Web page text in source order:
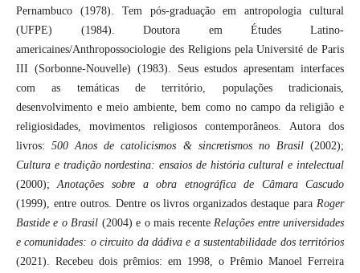
Pernambuco (1978). Tem pós-graduação em antropologia cultural
(UFPE) (1984). Doutora em Études Latino-
americaines/Anthropossociologie des Religions pela Université de Paris
III (Sorbonne-Nouvelle) (1983). Seus estudos apresentam interfaces
com as temáticas de território, populações tradicionais,
desenvolvimento e meio ambiente, bem como no campo da religião e
religiosidades, movimentos religiosos contemporâneos. Autora dos
livros:500 Anos de catolicismos & sincretismos no Brasil(2002);
Cultura e tradição nordestina: ensaios de história cultural e intelectual
(2000);Anotações sobre a obra etnográfica de Câmara Cascudo
(1999), entre outros. Dentre os livros organizados destaque para Roger
Bastide e o Brasil (2004) e o mais recente Relações entre universidades
e comunidades: o circuito da dádiva e a sustentabilidade dos territórios
(2021). Recebeu dois prêmios: em 1998, o Prêmio Manoel Ferreira